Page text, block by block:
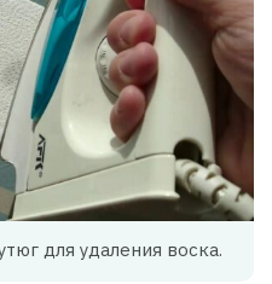
для удаления воска.